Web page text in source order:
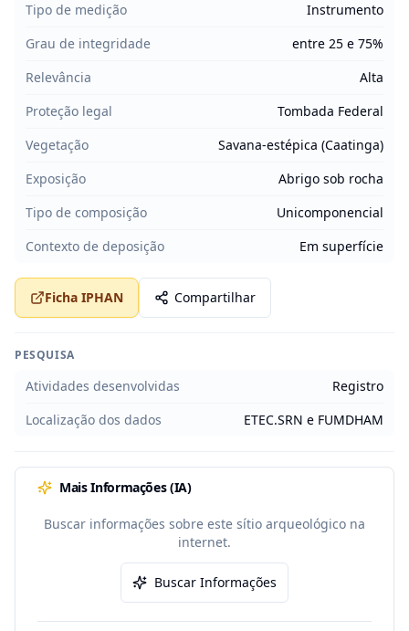
Tipo de medição
Instrumento
Grau de integridade
entre 25 e 75%
Relevância
Alta
Proteção legal
Tombada Federal
Vegetação
Savana-estépica (Caatinga)
Exposição
Abrigo sob rocha
Tipo de composição
Unicomponencial
Contexto de deposição
Em superfície
Ficha IPHAN Compartilhar
PESQUISA
Atividades desenvolvidas
Registro
Localização dos dados
ETEC.SRN e FUMDHAM
Mais Informações (IA)
Buscar informações sobre este sítio arqueológico na
internet.
Buscar Informações